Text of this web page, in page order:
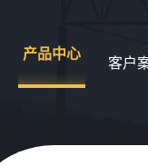
产品中心
客户